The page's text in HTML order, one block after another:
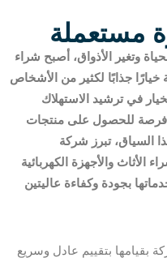
مستعملة
وتغير الأذواق، أصبح شراء
خيارًا جذابًا لكثير من الأشخاص
في ترشيد الاستهلاك
فرصة للحصول على منتجات
السياق، تبرز شركة
والأجهزة الكهربائية
بجودة وكفاءة عاليتين
بقيامها بتقييم عادل وسريع